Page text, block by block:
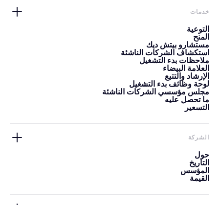
خدمات
التوعية
المنح
مستشارو بيتش ديك
استكشاف الشركات الناشئة
ملاحظات بدء التشغيل
العلامة البيضاء
الإرشاد والتتبع
لوحة وظائف بدء التشغيل
مجلس مؤسسي الشركات الناشئة
ما تحصل عليه
التسعير
الشركة
حول
التاريخ
المؤسس
القيمة